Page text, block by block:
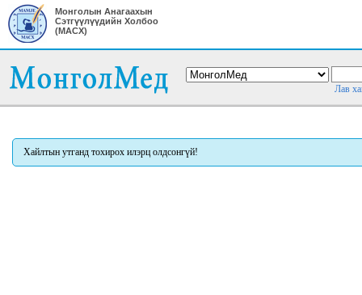
Монголын Анагаахын
Сэтгүүлүүдийн Холбоо
(МАСХ)
Лав
Хайлтын утганд тохирох илэрц олдсонгүй!